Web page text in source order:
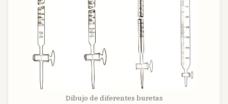
Dibujo de diferentes buretas